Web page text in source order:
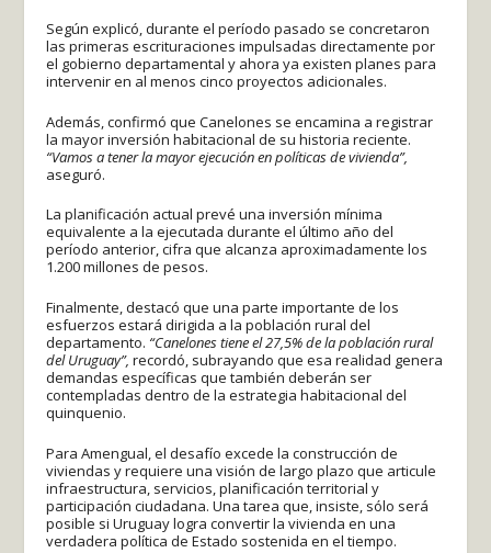
Según explicó, durante el período pasado se concretaron
las primeras escrituraciones impulsadas directamente por
el gobierno departamental y ahora ya existen planes para
intervenir en al menos cinco proyectos adicionales.
Además, confirmó que Canelones se encamina a registrar
la mayor inversión habitacional de su historia reciente.
“Vamos a tener la mayor ejecución en políticas de vivienda”,
aseguró.
La planificación actual prevé una inversión mínima
equivalente a la ejecutada durante el último año del
período anterior, cifra que alcanza aproximadamente los
1.200 millones de pesos.
Finalmente, destacó que una parte importante de los
esfuerzos estará dirigida a la población rural del
departamento. “Canelones tiene el 27,5% de la población rural
del Uruguay”,recordó, subrayando que esa realidad genera
demandas específicas que también deberán ser
contempladas dentro de la estrategia habitacional del
quinquenio.
Para Amengual, el desafío excede la construcción de
viviendas y requiere una visión de largo plazo que articule
infraestructura, servicios, planificación territorial y
participación ciudadana. Una tarea que, insiste, sólo será
posible si Uruguay logra convertir la vivienda en una
verdadera política de Estado sostenida en el tiempo.